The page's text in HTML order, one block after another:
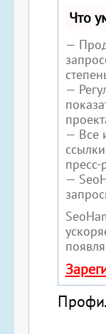
Что
—
—
— Все
пресс-
—